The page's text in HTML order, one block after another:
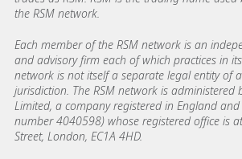
the RSM network.
Each member of the RSM network is an
and advisory firm each of which practices in
network is not itself a separate legal entity of
jurisdiction. The RSM network is administered
Limited, a company registered in England
number 4040598) whose registered office is
Street, London, EC1A 4HD.